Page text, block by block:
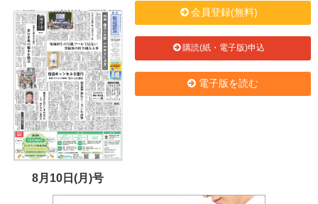
8月10日(月)号
会員登録(無料)
購読(紙・電子版)申込
電子版を読む